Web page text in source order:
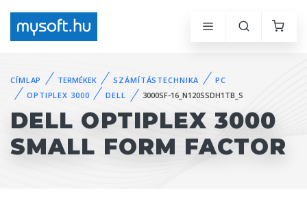
CÍMLAP TERMÉKEK SZÁMÍTÁSTECHNIKA
PC
OPTIPLEX 3000
DELL 3000SF-16_N120SSDH1TB_S
DELL OPTIPLEX 3000
SMALL FORM FACTOR